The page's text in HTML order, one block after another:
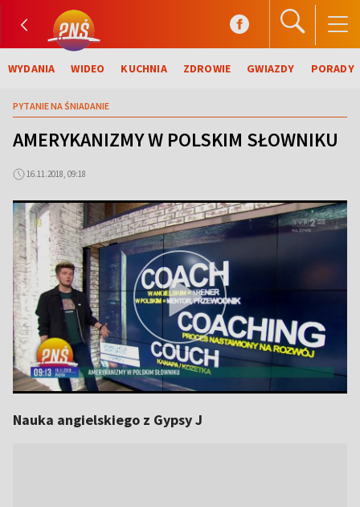
WYDANIA WIDEO KUCHNIA ZDROWIE GWIAZDY PORADY
PYTANIE NA ŚNIADANIE
AMERYKANIZMY W POLSKIM SŁOWNIKU
16.11.2018, 09:18
Nauka angielskiego z Gypsy J